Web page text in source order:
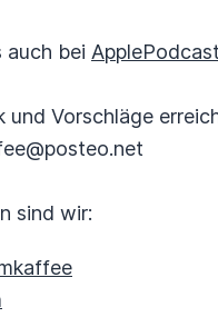
auch bei
und Vorschläge
sind wir: